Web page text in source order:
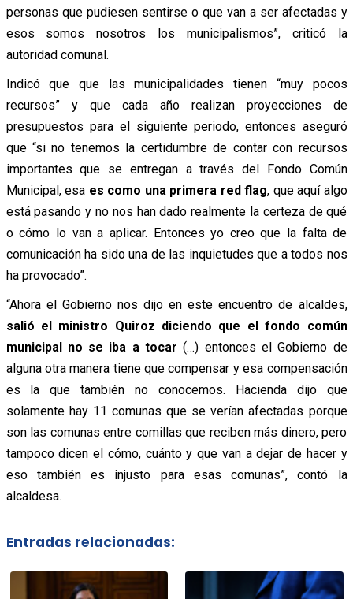
personas que pudiesen sentirse o que van a ser afectadas y
esos somos nosotros los municipalismos”, criticó la
autoridad comunal.
Indicó que que las municipalidades tienen “muy pocos
recursos” y que cada año realizan proyecciones de
presupuestos para el siguiente periodo, entonces aseguró
que “si no tenemos la certidumbre de contar con recursos
importantes que se entregan a través del Fondo Común
Municipal, esa es como una primera red flag, que aquí algo
está pasando y no nos han dado realmente la certeza de qué
o cómo lo van a aplicar. Entonces yo creo que la falta de
comunicación ha sido una de las inquietudes que a todos nos
ha provocado”.
“Ahora el Gobierno nos dijo en este encuentro de alcaldes,
salió el ministro Quiroz diciendo que el fondo común
municipal no se iba a tocar (…) entonces el Gobierno de
alguna otra manera tiene que compensar y esa compensación
es la que también no conocemos. Hacienda dijo que
solamente hay 11 comunas que se verían afectadas porque
son las comunas entre comillas que reciben más dinero, pero
tampoco dicen el cómo, cuánto y que van a dejar de hacer y
eso también es injusto para esas comunas”, contó la
alcaldesa.
Entradas relacionadas: